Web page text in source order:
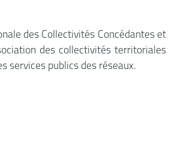
des Collectivités Concédantes et
des collectivités territoriales
services publics des réseaux.